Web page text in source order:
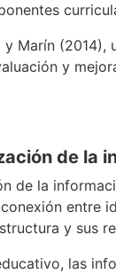
y Marín
y
de la
de la
entre
y sus
las